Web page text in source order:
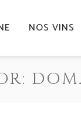
NOS VINS